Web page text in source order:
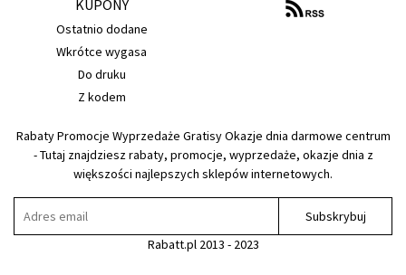
KUPONY
Ostatnio dodane
Wkrótce wygasa
Do druku
Z kodem
Rabaty Promocje Wyprzedaże Gratisy Okazje dnia darmowe centrum
- Tutaj znajdziesz rabaty, promocje, wyprzedaże, okazje dnia z
większości najlepszych sklepów internetowych.
Subskrybuj
Rabatt.pl 2013 - 2023